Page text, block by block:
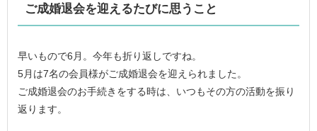
ご成婚退会を迎えるたびに思うこと
早いもので6月。今年も折り返しですね。
5月は7名の会員様がご成婚退会を迎えられました。
ご成婚退会のお手続きをする時は、いつもその方の活動を振り
返ります。